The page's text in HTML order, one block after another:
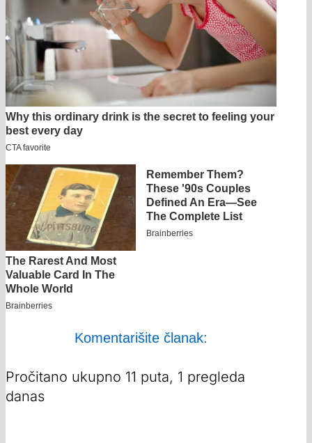
Komentarišite članak:
Pročitano ukupno 11 puta, 1 pregleda
danas